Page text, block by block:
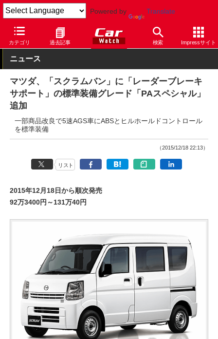
Powered by Translate
カテゴリ 過去記事 検索 Impressサイト
Car Watch 自動車 マツダ スクラム
ニュース
マツダ、「スクラムバン」に「レーダーブレーキ
サポート」の標準装備グレード「PAスペシャル」
追加
一部商品改良で5速AGS車にABSとヒルホールドコントロール
を標準装備
（2015/12/18 22:13）
リスト
2015年12月18日から順次発売
92万3400円～131万40円